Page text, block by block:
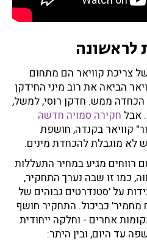
לראשונה
צריכת קוויאר הם מתחום
הביאה את רוב מיני החידקן
ממש. חדקן רוסי, למשל,
אבל חקירה סמויה חדשה
קוויאר בקנדה, חושפת
לא מוגבלת להכחדת מינים.
רווחים מגיע במחיר התעללות
כמו זו שבה נערך התחקיר,
על 'סטנדרטים גבוהים של
מחמיר' כביכול. התחקיר חושף
אחרים - וחלקה ייחודית
עד היום, ובין היתר: